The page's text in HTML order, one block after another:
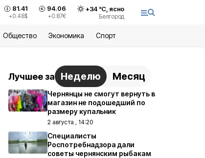
81.41
+0.48$
94.06
+0.87€
+34°С, ясно
Белгород
Общество Экономика Спорт
Лучшее за Неделю Месяц
Чернянцы не смогут вернуть в
магазин не подошедший по
размеру купальник
2 августа , 14:20
Специалисты
Роспотребнадзора дали
советы чернянским рыбакам